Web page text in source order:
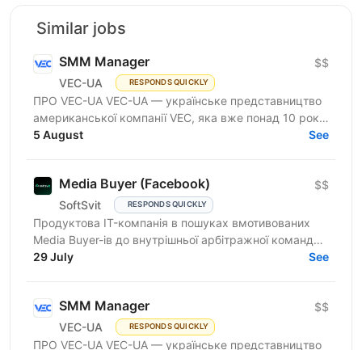
Similar jobs
SMM Manager
VEC-UA RESPONDS QUICKLY
$$
ПРО VEC-UA VEC-UA — українське представництво
американської компанії VEC, яка вже понад 10 років
трансформує будівельну галузь за допомогою BIM
5 August See
Media Buyer (Facebook)
SoftSvit RESPONDS QUICKLY
$$
Продуктова IT-компанія в пошуках вмотивованих
Media Buyer-ів до внутрішньої арбітражної команди.
Розглядаємо спеціалістів із досвідом самостійних
29 July See
SMM Manager
VEC-UA RESPONDS QUICKLY
$$
ПРО VEC-UA VEC-UA — українське представництво